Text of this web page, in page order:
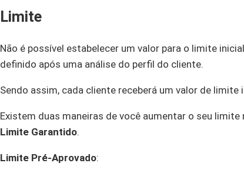
Limite
Não é possível estabelecer um valor para o limite
definido após uma análise do perfil do cliente.
Sendo assim, cada cliente receberá um valor de limite
Existem duas maneiras de você aumentar o seu limite
Limite Garantido.
Limite Pré-Aprovado: